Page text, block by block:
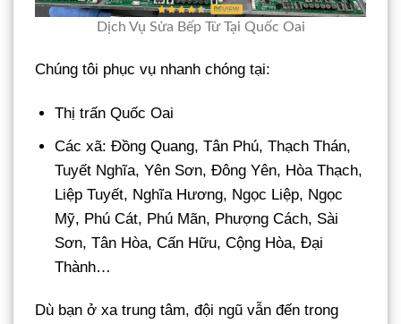
Dịch Vụ Sửa Bếp Từ Tại Quốc Oai
Chúng tôi phục vụ nhanh chóng tại:
Thị trấn Quốc Oai
Các xã: Đồng Quang, Tân Phú, Thạch Thán,
Tuyết Nghĩa, Yên Sơn, Đông Yên, Hòa Thạch,
Liệp Tuyết, Nghĩa Hương, Ngọc Liệp, Ngọc
Mỹ, Phú Cát, Phú Mãn, Phượng Cách, Sài
Sơn, Tân Hòa, Cấn Hữu, Cộng Hòa, Đại
Thành…
Dù bạn ở xa trung tâm, đội ngũ vẫn đến trong